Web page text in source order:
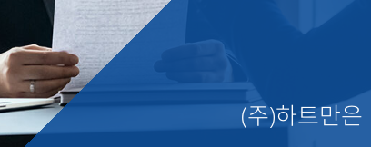
(주)하트만은